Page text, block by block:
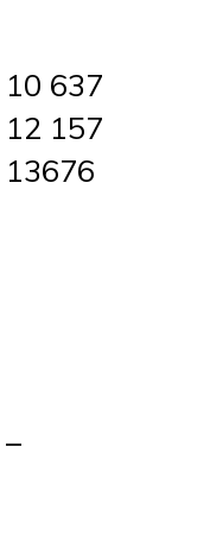
10 637
12 157
13676
–